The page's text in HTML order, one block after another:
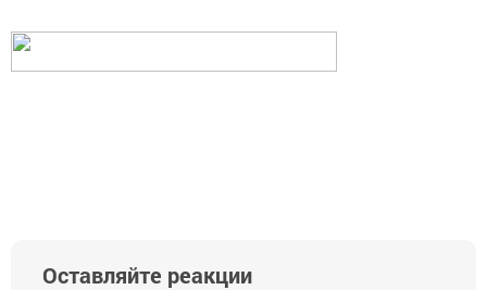
Оставляйте реакции